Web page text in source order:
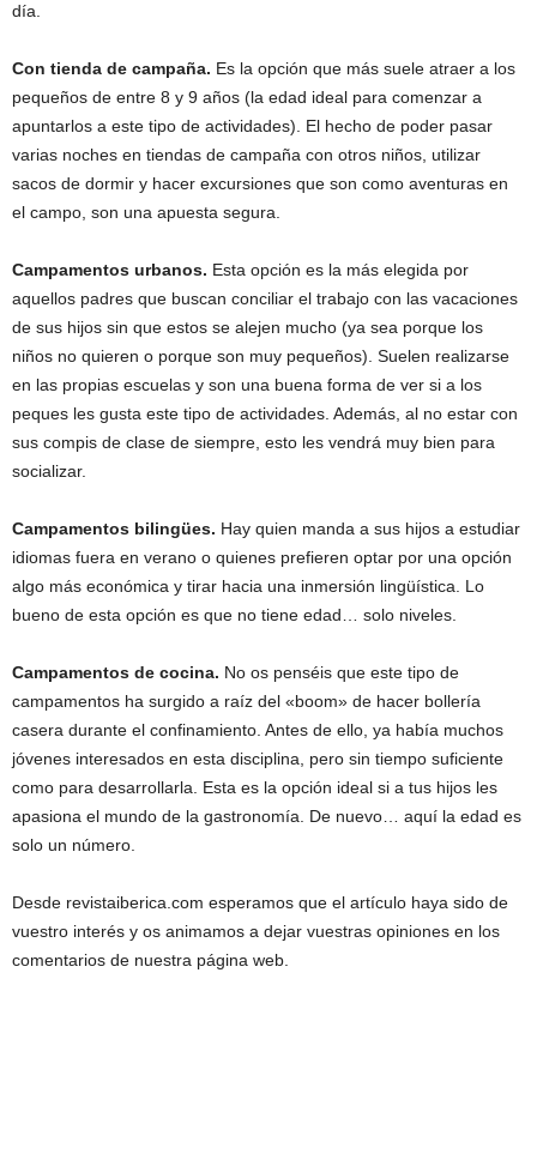
día.
Con tienda de campaña. Es la opción que más suele atraer a los
pequeños de entre 8 y 9 años (la edad ideal para comenzar a
apuntarlos a este tipo de actividades). El hecho de poder pasar
varias noches en tiendas de campaña con otros niños, utilizar
sacos de dormir y hacer excursiones que son como aventuras en
el campo, son una apuesta segura.
Campamentos urbanos. Esta opción es la más elegida por
aquellos padres que buscan conciliar el trabajo con las vacaciones
de sus hijos sin que estos se alejen mucho (ya sea porque los
niños no quieren o porque son muy pequeños). Suelen realizarse
en las propias escuelas y son una buena forma de ver si a los
peques les gusta este tipo de actividades. Además, al no estar con
sus compis de clase de siempre, esto les vendrá muy bien para
socializar.
Campamentos bilingües. Hay quien manda a sus hijos a estudiar
idiomas fuera en verano o quienes prefieren optar por una opción
algo más económica y tirar hacia una inmersión lingüística. Lo
bueno de esta opción es que no tiene edad… solo niveles.
Campamentos de cocina. No os penséis que este tipo de
campamentos ha surgido a raíz del «boom» de hacer bollería
casera durante el confinamiento. Antes de ello, ya había muchos
jóvenes interesados en esta disciplina, pero sin tiempo suficiente
como para desarrollarla. Esta es la opción ideal si a tus hijos les
apasiona el mundo de la gastronomía. De nuevo… aquí la edad es
solo un número.
Desde revistaiberica.com esperamos que el artículo haya sido de
vuestro interés y os animamos a dejar vuestras opiniones en los
comentarios de nuestra página web.